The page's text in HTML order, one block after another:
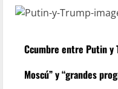
Ccumbre entre Putin y
Moscú” y “grandes